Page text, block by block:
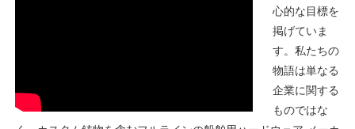
心的な目標を
掲げていま
す。私たちの
物語は単なる
企業に関する
ものではな